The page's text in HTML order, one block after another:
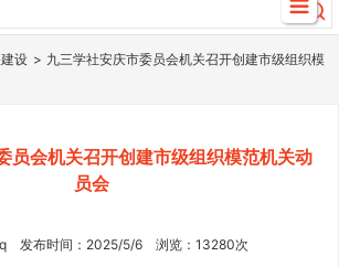
设
九三学社安庆市委员会机关召开创建市级组织模
员会机关召开创建市级组织模范机关动
员会
发布时间：2025/5/6 浏览：13280次